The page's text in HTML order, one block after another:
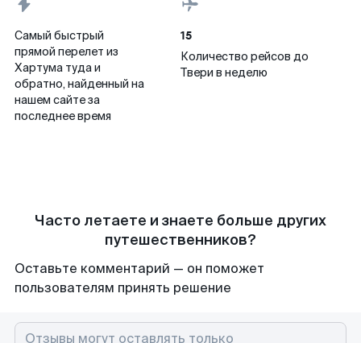
Самый быстрый
прямой перелет из
Хартума туда и
обратно, найденный на
нашем сайте за
последнее время
15
Количество рейсов до
Твери в неделю
Часто летаете и знаете больше других
путешественников?
Оставьте комментарий — он поможет
пользователям принять решение